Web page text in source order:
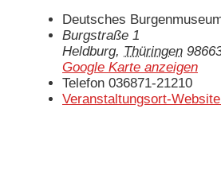
Deutsches
Burgstraße 1
Heldburg, Thüringen
Google Karte anzeigen
Telefon 036871-21210
Veranstaltungsort-